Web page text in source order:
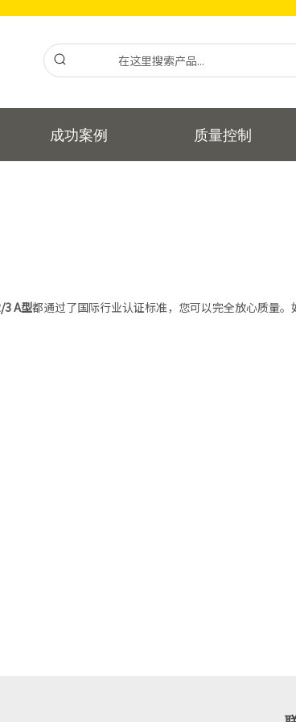
成功案例 质量控制
3 A型都通过了国际行业认证标准，您可以完全放心质量